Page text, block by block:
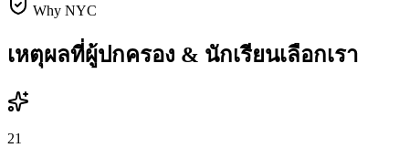
Why NYC
เหตุผลที่ผู้ปกครอง & นักเรียนเลือกเรา
21